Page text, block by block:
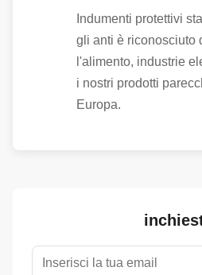
Indumenti protettivi
gli anti è riconosciuto
l'alimento, industrie
i nostri prodotti
Europa.